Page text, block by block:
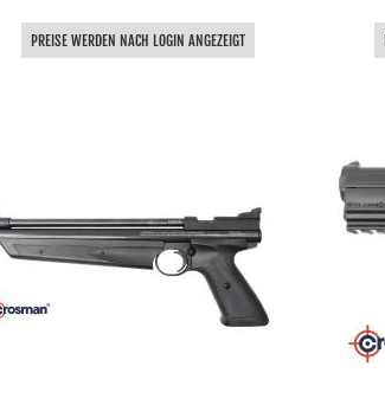
PREISE WERDEN NACH LOGIN ANGEZEIGT